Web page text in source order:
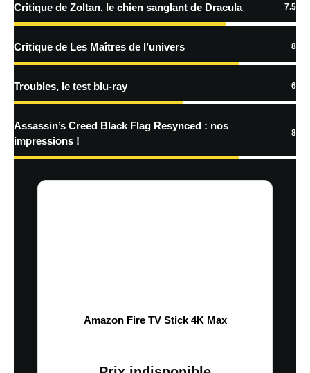
traitées
Critique de Zoltan, le chien sanglant de Dracula 7.5
Critique de Les Maîtres de l’univers 8
Troubles, le test blu-ray 6
Assassin’s Creed Black Flag Resynced : nos
impressions !
8
Amazon Fire TV Stick 4K Max